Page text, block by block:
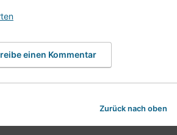
einen Kommentar
Zurück nach oben